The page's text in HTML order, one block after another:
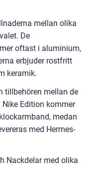
mellan olika
De
oftast i aluminium,
erbjuder rostfritt
keramik.
tillbehören mellan de
Edition kommer
medan
med Hermes-
Nackdelar med olika